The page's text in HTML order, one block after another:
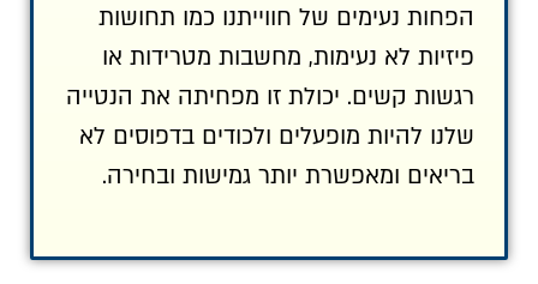
הפחות נעימים של חווייתנו כמו תחושות
פיזיות לא נעימות, מחשבות מטרידות או
רגשות קשים. יכולת זו מפחיתה את הנטייה
שלנו להיות מופעלים ולכודים בדפוסים לא
בריאים ומאפשרת יותר גמישות ובחירה.